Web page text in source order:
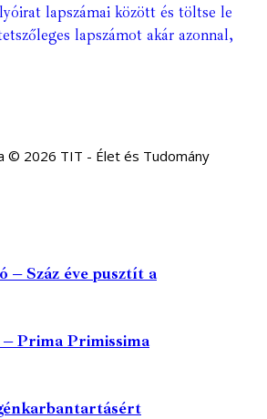
lapszámai között és töltse le
lapszámot akár azonnal,
© 2026 TIT - Élet és Tudomány
– Száz éve pusztít a
Prima Primissima